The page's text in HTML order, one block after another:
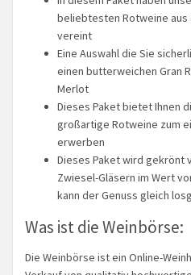
beliebtesten Rotweine aus
vereint
Eine Auswahl die Sie
einen butterweichen Gran
Merlot
Dieses Paket bietet Ihnen
großartige Rotweine zum
erwerben
Dieses Paket wird gekrönt
Zwiesel-Gläsern im Wert
kann der Genuss gleich
Was ist die Weinbörse:
Die Weinbörse ist ein Online-